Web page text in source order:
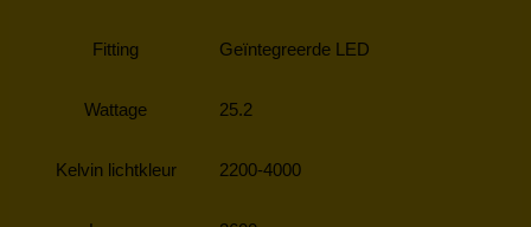
Fitting Geïntegreerde LED
Wattage 25.2
Kelvin lichtkleur 2200-4000